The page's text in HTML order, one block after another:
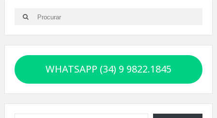
Search
for:
Search
WHATSAPP (34) 9 9822.1845
Digite seu e-mail…